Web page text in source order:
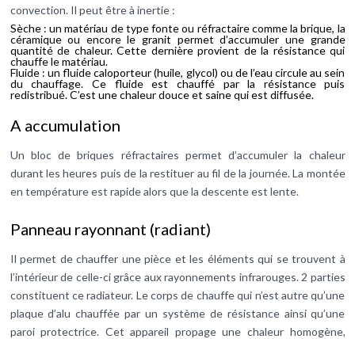
convection. Il peut être à inertie :
Sèche : un matériau de type fonte ou réfractaire comme la brique, la
céramique ou encore le granit permet d'accumuler une grande
quantité de chaleur. Cette dernière provient de la résistance qui
chauffe le matériau.
Fluide : un fluide caloporteur (huile, glycol) ou de l’eau circule au sein
du chauffage. Ce fluide est chauffé par la résistance puis
redistribué. C’est une chaleur douce et saine qui est diffusée.
A accumulation
Un bloc de briques réfractaires permet d’accumuler la chaleur
durant les heures puis de la restituer au fil de la journée. La montée
en température est rapide alors que la descente est lente.
Panneau rayonnant (radiant)
Il permet de chauffer une pièce et les éléments qui se trouvent à
l’intérieur de celle-ci grâce aux rayonnements infrarouges. 2 parties
constituent ce radiateur. Le corps de chauffe qui n’est autre qu’une
plaque d’alu chauffée par un système de résistance ainsi qu’une
paroi protectrice. Cet appareil propage une chaleur homogène,